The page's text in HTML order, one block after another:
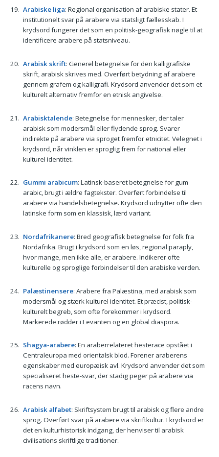
Arabiske liga: Regional organisation af arabiske stater. Et
institutionelt svar på arabere via statsligt fællesskab. I
krydsord fungerer det som en politisk-geografisk nøgle til at
identificere arabere på statsniveau.
Arabisk skrift: Generel betegnelse for den kalligrafiske
skrift, arabisk skrives med. Overført betydning af arabere
gennem grafem og kalligrafi. Krydsord anvender det som et
kulturelt alternativ fremfor en etnisk angivelse.
Arabisktalende: Betegnelse for mennesker, der taler
arabisk som modersmål eller flydende sprog. Svarer
indirekte på arabere via sproget fremfor etnicitet. Velegnet i
krydsord, når vinklen er sproglig frem for national eller
kulturel identitet.
Gummi arabicum: Latinsk-baseret betegnelse for gum
arabic, brugt i ældre fagtekster. Overført forbindelse til
arabere via handelsbetegnelse. Krydsord udnytter ofte den
latinske form som en klassisk, lærd variant.
Nordafrikanere: Bred geografisk betegnelse for folk fra
Nordafrika. Brugt i krydsord som en løs, regional paraply,
hvor mange, men ikke alle, er arabere. Indikerer ofte
kulturelle og sproglige forbindelser til den arabiske verden.
Palæstinensere: Arabere fra Palæstina, med arabisk som
modersmål og stærk kulturel identitet. Et præcist, politisk-
kulturelt begreb, som ofte forekommer i krydsord.
Markerede rødder i Levanten og en global diaspora.
Shagya-arabere: En araberrelateret hesterace opstået i
Centraleuropa med orientalsk blod. Forener araberens
egenskaber med europæisk avl. Krydsord anvender det som
specialiseret heste-svar, der stadig peger på arabere via
racens navn.
Arabisk alfabet: Skriftsystem brugt til arabisk og flere andre
sprog. Overført svar på arabere via skriftkultur. I krydsord er
det en kulturhistorisk indgang, der henviser til arabisk
civilisations skriftlige traditioner.